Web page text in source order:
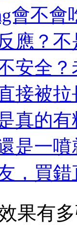
會不會
應？
安全
接被
真的
是一
，買
果有